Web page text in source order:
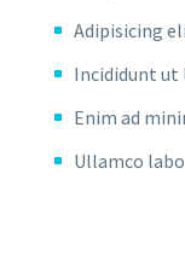
Adipisicing
Incididunt ut
Enim ad
Ullamco